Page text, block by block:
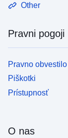
Other
Pravni pogoji
Pravno obvestilo
Piškotki
Prístupnosť
O nas